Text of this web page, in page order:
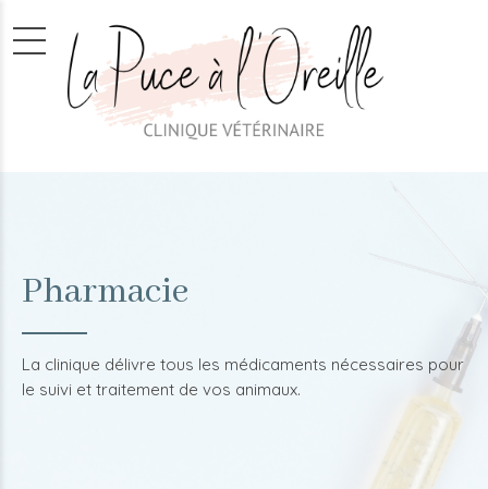
Pharmacie
La clinique délivre tous les médicaments nécessaires pour
le suivi et traitement de vos animaux.